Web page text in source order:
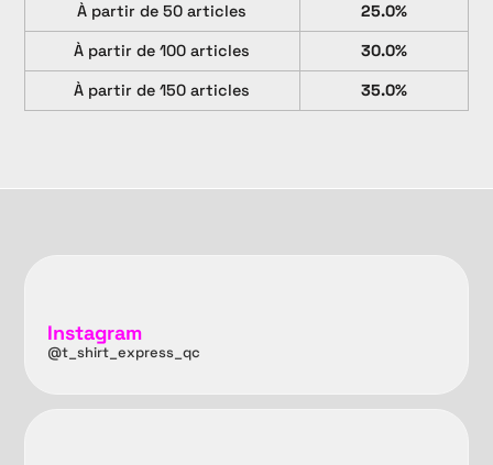
À partir de 50 articles
25.0%
À partir de 100 articles
30.0%
À partir de 150 articles
35.0%
Instagram
@t_shirt_express_qc